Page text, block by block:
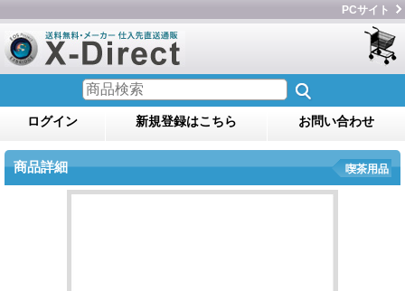
PCサイト
ログイン 新規登録はこちら お問い合わせ
商品詳細 喫茶用品